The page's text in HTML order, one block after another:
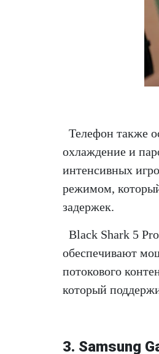
Телефон также
охлаждение и
интенсивных
режимом,
задержек.
Black Shark 5
обеспечивают
потокового
который
3. Samsung